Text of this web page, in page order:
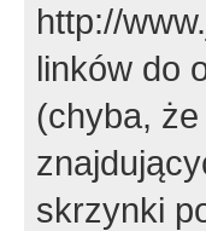
http://
linków do
(chyba,
skrzynki